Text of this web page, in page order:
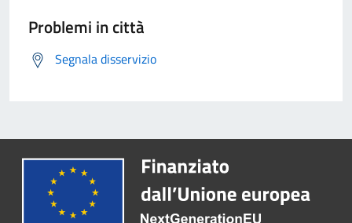
Problemi in città
Segnala disservizio